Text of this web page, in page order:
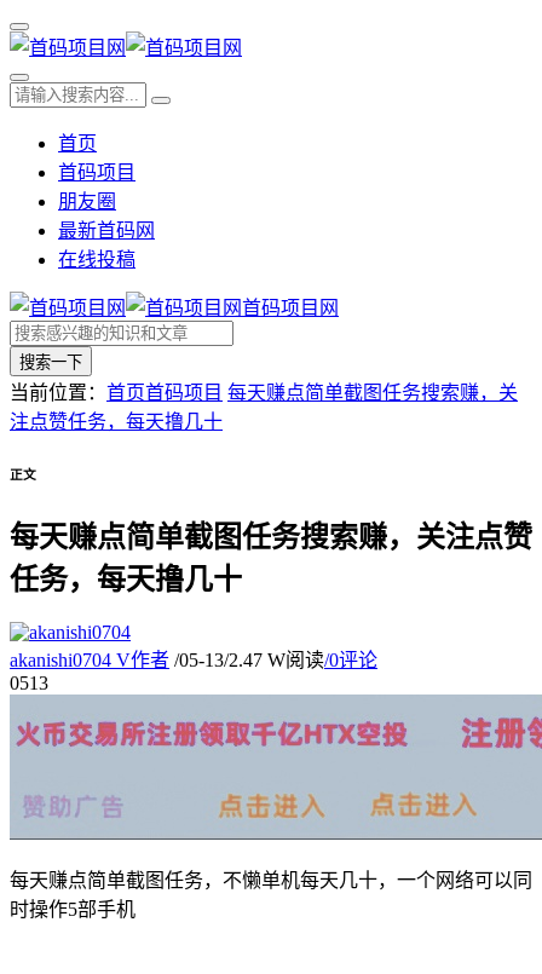
首页
首码项目
朋友圈
最新首码网
在线投稿
首码项目网
搜索一下
当前位置： 首页首码项目 每天赚点简单截图任务搜索赚，关
注点赞任务，每天撸几十
正文
每天赚点简单截图任务搜索赚，关注点赞
任务，每天撸几十
akanishi0704 V作者 /05-13/2.47 W阅读/0评论
0513
每天赚点简单截图任务，不懒单机每天几十，一个网络可以同
时操作5部手机